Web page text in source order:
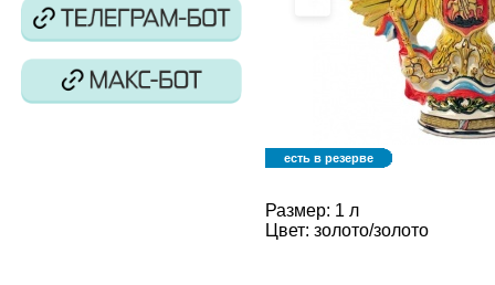
есть в резерве
Размер: 1 л
Цвет: золото/золото